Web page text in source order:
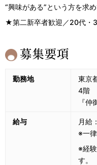
“興味がある”という方を求め
★第二新卒者歓迎／20代・
募集要項
勤務地
東京
4階
『
給与
月給
※一
※経
す。